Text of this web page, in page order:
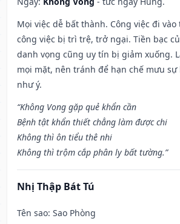
Mọi việc dễ bất thành. Công việc đi
công việc bị trì trệ, trở ngại. Tiền bạc
danh vọng cũng uy tín bị giảm xuống.
mọi mặt, nên tránh để hạn chế mưu sự
như ý.
“Không Vong gặp quẻ khẩn cần
Bệnh tật khẩn thiết chẳng làm được chi
Không thì ôn tiểu thê nhi
Không thì trộm cắp phân ly bất tường.”
Nhị Thập Bát Tú
Tên sao: Sao Phòng